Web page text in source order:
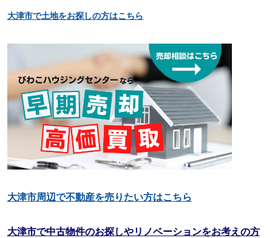
大津市で土地をお探しの方はこちら
大津市周辺で不動産を売りたい方はこちら
大津市で中古物件のお探しやリノベーションをお考えの方